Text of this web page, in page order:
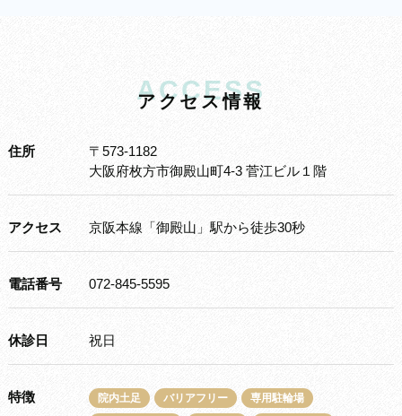
ACCESS
ア クセス情報
住所
〒573-1182
大阪府枚方市御殿山町4-3 菅江ビル１階
アクセス 京阪本線「御殿山」駅から徒歩30秒
電話番号 072-845-5595
休診日 祝日
特徴 院内土足 バリアフリー
専用駐輪場